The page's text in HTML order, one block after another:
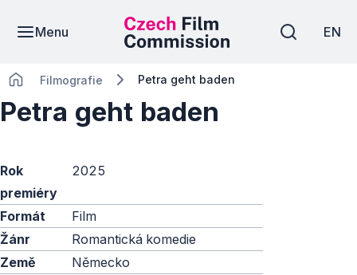
Menu EN
Filmografie Petra geht baden
Petra geht baden
Rok
premiéry
2025
Formát
Film
Žánr
Romantická komedie
Země
Německo